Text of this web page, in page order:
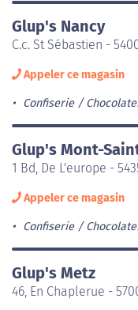
Glup's Nancy
C.c. St Sébastien -
Appeler ce magasin
Confiserie /
Glup's Mont-
1 Bd, De L'europe -
Appeler ce magasin
Confiserie /
Glup's Metz
46, En Chaplerue -